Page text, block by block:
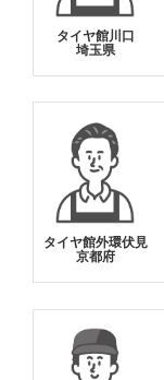
タイヤ館川口
埼玉県
タイヤ館外環伏見
京都府